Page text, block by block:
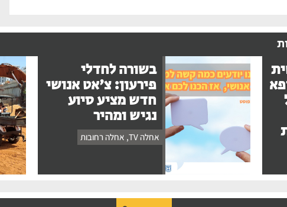
בשורה לחדלי
פירעון: צ'אט אנושי
חדש מציע סיוע
נגיש ומהיר
אחלה TV , אחלה רחובות